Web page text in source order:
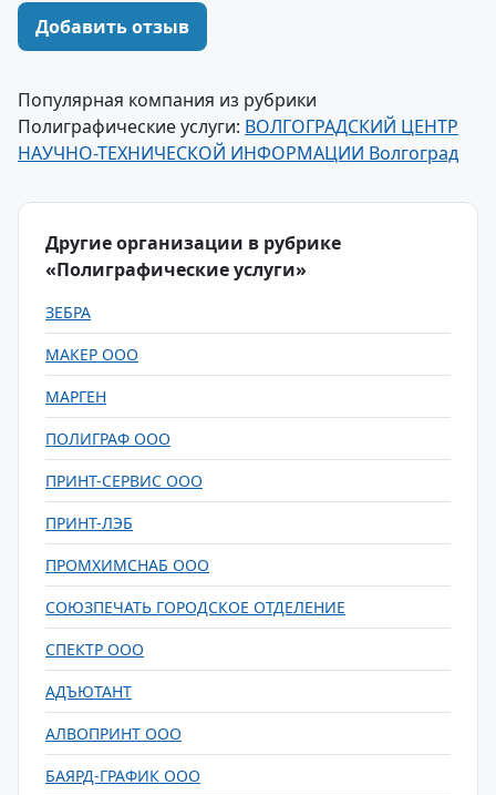
Добавить отзыв
Популярная компания из рубрики
Полиграфические услуги: ВОЛГОГРАДСКИЙ ЦЕНТР
НАУЧНО-ТЕХНИЧЕСКОЙ ИНФОРМАЦИИ Волгоград
Другие организации в рубрике
«Полиграфические услуги»
ЗЕБРА
МАКЕР ООО
МАРГЕН
ПОЛИГРАФ ООО
ПРИНТ-СЕРВИС ООО
ПРИНТ-ЛЭБ
ПРОМХИМСНАБ ООО
СОЮЗПЕЧАТЬ ГОРОДСКОЕ ОТДЕЛЕНИЕ
СПЕКТР ООО
АДЪЮТАНТ
АЛВОПРИНТ ООО
БАЯРД-ГРАФИК ООО